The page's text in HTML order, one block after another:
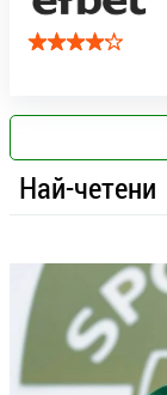
Най-четени